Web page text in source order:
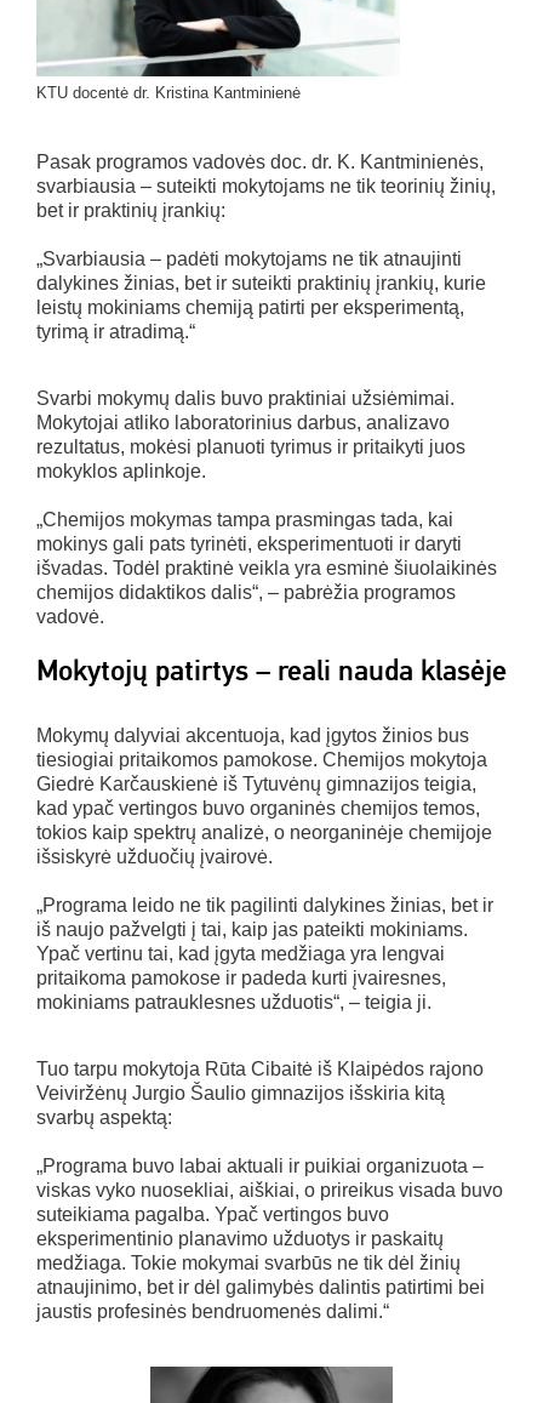
KTU docentė dr. Kristina Kantminienė
Pasak programos vadovės doc. dr. K. Kantminienės,
svarbiausia – suteikti mokytojams ne tik teorinių žinių,
bet ir praktinių įrankių:
„Svarbiausia – padėti mokytojams ne tik atnaujinti
dalykines žinias, bet ir suteikti praktinių įrankių, kurie
leistų mokiniams chemiją patirti per eksperimentą,
tyrimą ir atradimą.“
Svarbi mokymų dalis buvo praktiniai užsiėmimai.
Mokytojai atliko laboratorinius darbus, analizavo
rezultatus, mokėsi planuoti tyrimus ir pritaikyti juos
mokyklos aplinkoje.
„Chemijos mokymas tampa prasmingas tada, kai
mokinys gali pats tyrinėti, eksperimentuoti ir daryti
išvadas. Todėl praktinė veikla yra esminė šiuolaikinės
chemijos didaktikos dalis“, – pabrėžia programos
vadovė.
Mokytojų patirtys – reali nauda klasėje
Mokymų dalyviai akcentuoja, kad įgytos žinios bus
tiesiogiai pritaikomos pamokose. Chemijos mokytoja
Giedrė Karčauskienė iš Tytuvėnų gimnazijos teigia,
kad ypač vertingos buvo organinės chemijos temos,
tokios kaip spektrų analizė, o neorganinėje chemijoje
išsiskyrė užduočių įvairovė.
„Programa leido ne tik pagilinti dalykines žinias, bet ir
iš naujo pažvelgti į tai, kaip jas pateikti mokiniams.
Ypač vertinu tai, kad įgyta medžiaga yra lengvai
pritaikoma pamokose ir padeda kurti įvairesnes,
mokiniams patrauklesnes užduotis“, – teigia ji.
Tuo tarpu mokytoja Rūta Cibaitė iš Klaipėdos rajono
Veiviržėnų Jurgio Šaulio gimnazijos išskiria kitą
svarbų aspektą:
„Programa buvo labai aktuali ir puikiai organizuota –
viskas vyko nuosekliai, aiškiai, o prireikus visada buvo
suteikiama pagalba. Ypač vertingos buvo
eksperimentinio planavimo užduotys ir paskaitų
medžiaga. Tokie mokymai svarbūs ne tik dėl žinių
atnaujinimo, bet ir dėl galimybės dalintis patirtimi bei
jaustis profesinės bendruomenės dalimi.“